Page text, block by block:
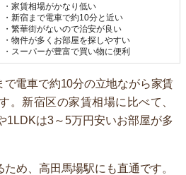
・家賃相場がかなり低い
・新宿まで電車で約10分と近い
・繁華街がないので治安が良い
・物件が多くお部屋を探しやすい
・スーパーが豊富で買い物に便利
電車で約10分の立地ながら家賃
。新宿区の家賃相場に比べて、
1LDKは3～5万円安いお部屋が多
め、高田馬場駅にも直通です。